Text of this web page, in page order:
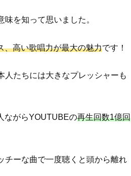
を知って思いました。
、高い歌唱力が最大の魅力です！
人たちには大きなプレッシャーも
ながらYOUTUBEの再生回数1億回
チーな曲で一度聴くと頭から離れ